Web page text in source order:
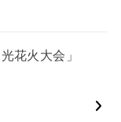
花火大会」